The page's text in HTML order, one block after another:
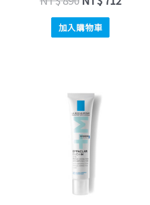
加入購物車
原
始
價
格：
NT$ 980。